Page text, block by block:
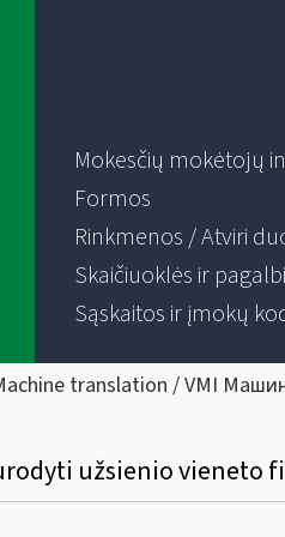
Mokesčių mokėtojų
Formos
Rinkmenos / Atviri
Skaičiuoklės ir
Sąskaitos ir įmokų
translation / VMI